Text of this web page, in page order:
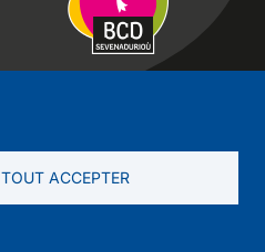
TOUT ACCEPTER